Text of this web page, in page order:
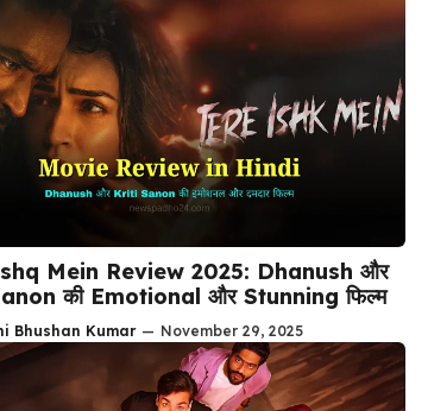
Mein Review 2025: Dhanush और
की Emotional और Stunning फिल्म
Bhushan Kumar — November 29, 2025